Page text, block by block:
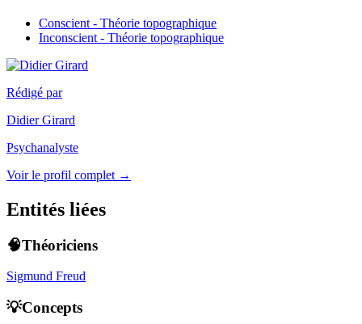
Conscient - Théorie topographique
Inconscient - Théorie topographique
Rédigé par
Didier Girard
Psychanalyste
Voir le profil complet →
Entités liées
🧠Théoriciens
Sigmund Freud
💡Concepts